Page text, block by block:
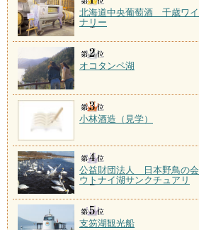
北海道中央葡萄酒 千歳ワイ
ナリー
オコタンペ湖
小林酒造（見学）
公益財団法人 日本野鳥の会
ウトナイ湖サンクチュアリ
支笏湖観光船